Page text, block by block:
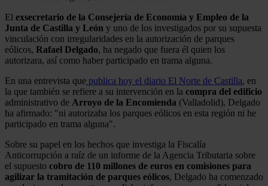
El exsecretario de la Consejería de Economía y Empleo de la
Junta de Castilla y León y uno de los investigados por su supuesta
vinculación con irregularidades en la autorización de parques
eólicos, Rafael Delgado, ha negado que fuera él quien los
autorizara, así como haber participado en trama alguna.
En una entrevista que publica hoy el diario El Norte de Castilla, en
la que también se refiere a su intervención en la compra del edificio
administrativo de Arroyo de la Encomienda (Valladolid), Delgado
ha afirmado: "ni autorizaba los parques eólicos en esta región ni he
participado en trama alguna".
Sobre su papel en los hechos que investiga la Fiscalía
Anticorrupción a raíz de un informe de la Agencia Tributaria sobre
el supuesto cobro de 110 millones de euros en comisiones para
agilizar la tramitación de parques eólicos, Delgado ha comenzado